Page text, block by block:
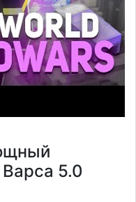
5.0